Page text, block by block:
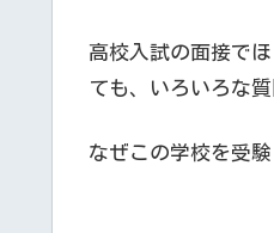
高校入試の面接で
ても、いろいろな
なぜこの学校を受